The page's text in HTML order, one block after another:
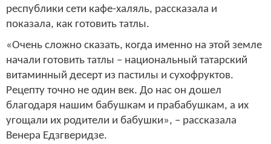
республики сети кафе-халяль, рассказала и
показала, как готовить татлы.
«Очень сложно сказать, когда именно на этой земле
начали готовить татлы – национальный татарский
витаминный десерт из пастилы и сухофруктов.
Рецепту точно не один век. До нас он дошел
благодаря нашим бабушкам и прабабушкам, а их
угощали их родители и бабушки», – рассказала
Венера Едзгверидзе.